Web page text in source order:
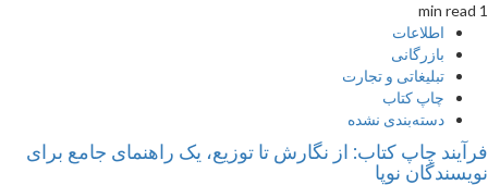
1 min read
اطلاعات
بازرگانی
تبلیغاتی و تجارت
چاپ کتاب
دسته‌بندی نشده
فرآیند چاپ کتاب: از نگارش تا توزیع، یک راهنمای جامع برای
نویسندگان نوپا